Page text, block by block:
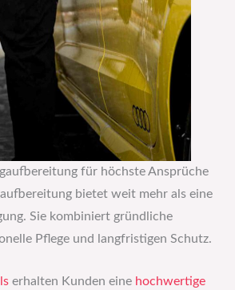
für höchste Ansprüche
bietet weit mehr als eine
Sie kombiniert gründliche
Pflege und langfristigen Schutz.
erhalten Kunden eine hochwertige